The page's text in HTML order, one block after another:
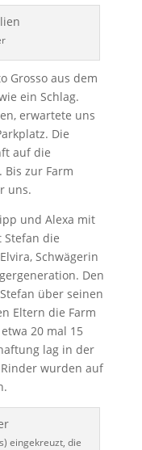
Grosso aus dem
ein Schlag.
erwartete uns
Die
auf die
Bis zur Farm
uns.
und Alexa mit
Stefan die
Schwägerin
Den
über seinen
Eltern die Farm
20 mal 15
lag in der
wurden auf
eingekreuzt, die